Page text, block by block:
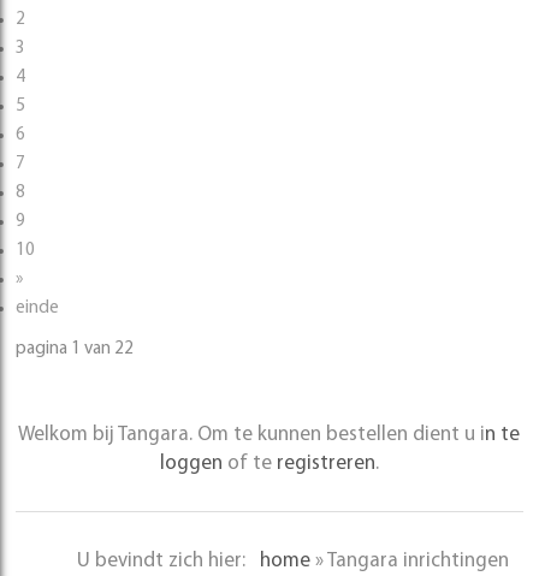
2
3
4
5
6
7
8
9
10
»
einde
pagina 1 van 22
Welkom bij Tangara. Om te kunnen bestellen dient u in te
loggen of te registreren.
U bevindt zich hier: home »Tangara inrichtingen